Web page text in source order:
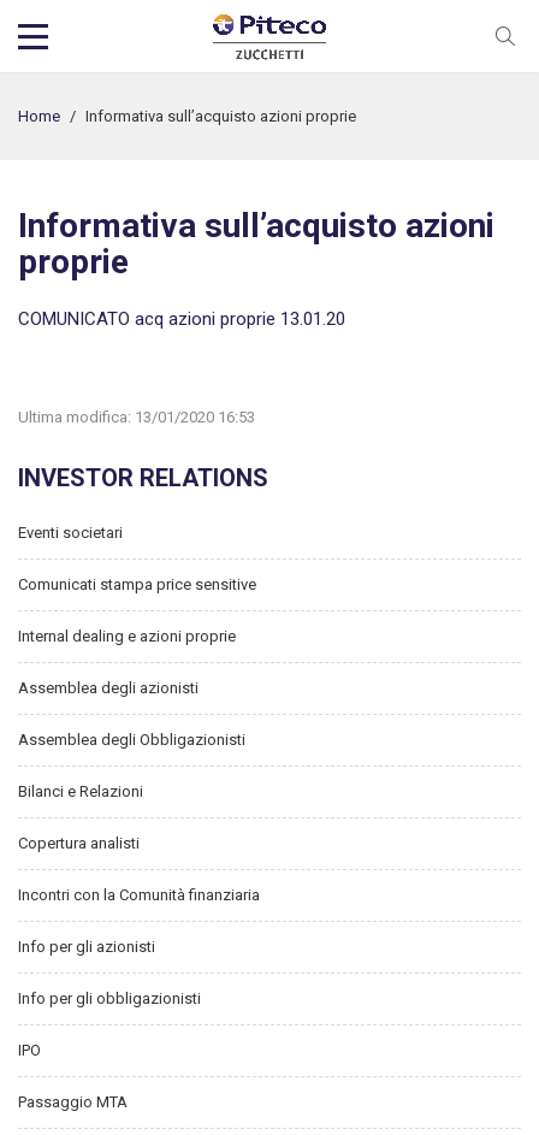
Home / Informativa sull’acquisto azioni proprie
Informativa sull’acquisto azioni
proprie
COMUNICATO acq azioni proprie 13.01.20
Ultima modifica: 13/01/2020 16:53
INVESTOR RELATIONS
Eventi societari
Comunicati stampa price sensitive
Internal dealing e azioni proprie
Assemblea degli azionisti
Assemblea degli Obbligazionisti
Bilanci e Relazioni
Copertura analisti
Incontri con la Comunità finanziaria
Info per gli azionisti
Info per gli obbligazionisti
IPO
Passaggio MTA